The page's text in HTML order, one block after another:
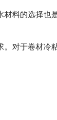
材料的选择也
。对于卷材冷